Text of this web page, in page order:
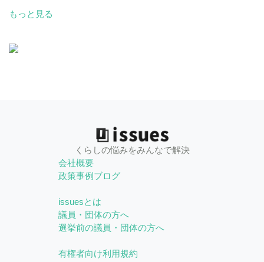
もっと見る
くらしの悩みをみんなで解決
会社概要
政策事例ブログ
issuesとは
議員・団体の方へ
選挙前の議員・団体の方へ
有権者向け利用規約